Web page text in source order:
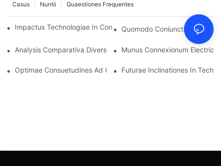
Quaestiones Frequentes
Nuntii
Casus
Impactus Technologiae In Conexiones Electricas In Electronicis
Quomodo Coniunctionem
Analysis Comparativa Diversorum Generum Connexionum
Munus Connexionum
Optimae Consuetudines Ad Connexiones Electricas
Futurae Inclinationes In